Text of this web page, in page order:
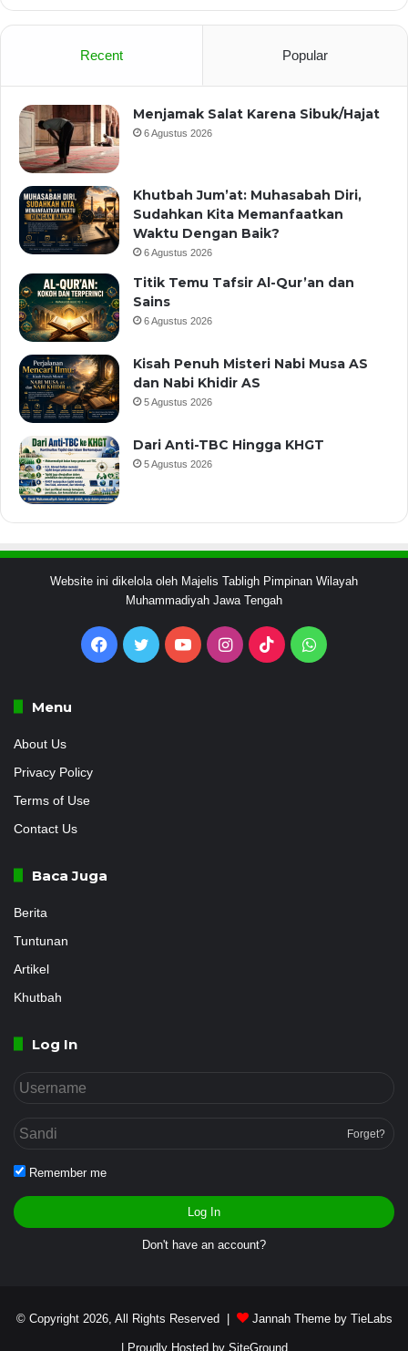
Recent Popular
Menjamak Salat Karena Sibuk/Hajat
6 Agustus 2026
Khutbah Jum’at: Muhasabah Diri,
Sudahkan Kita Memanfaatkan
Waktu Dengan Baik?
6 Agustus 2026
Titik Temu Tafsir Al-Qur’an dan
Sains
6 Agustus 2026
Kisah Penuh Misteri Nabi Musa AS
dan Nabi Khidir AS
5 Agustus 2026
Dari Anti-TBC Hingga KHGT
5 Agustus 2026
Website ini dikelola oleh Majelis Tabligh Pimpinan Wilayah
Muhammadiyah Jawa Tengah
Facebook
Twitter YouTubeInstagram
TikTokWhatsApp
Menu
About Us
Privacy Policy
Terms of Use
Contact Us
Baca Juga
Berita
Tuntunan
Artikel
Khutbah
Log In
Forget?
Remember me
Log In
Don't have an account?
© Copyright 2026, All Rights Reserved | Jannah Theme by TieLabs
| Proudly Hosted by SiteGround